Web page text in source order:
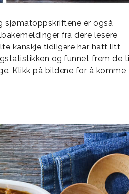
sjømatoppskriftene er også
fra dere lesere
kanskje tidligere har hatt litt
og funnet frem de ti
Klikk på bildene for å komme